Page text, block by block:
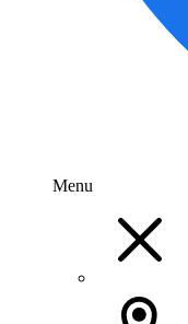
Menu